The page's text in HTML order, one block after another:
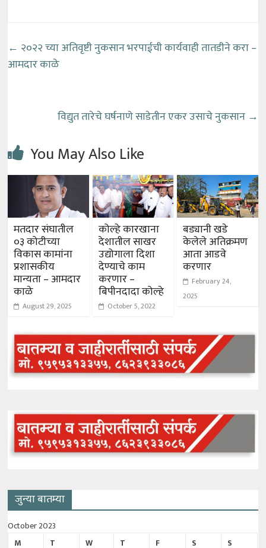
← २०२२ च्या अतिवृष्टी नुकसान भरपाईची कार्यवाही तातडीने करा –
आमदार काळे
विद्युत तारेचे घर्षनाणे साडेतीन एकर उसाचे नुकसान →
You May Also Like
मतदार संघातील
०३ कोटीच्या
विकास कामांना
प्रशासकीय
मान्यता – आमदार
काळे
August 29, 2025
कोल्हे कारखाना
देशातील साखर
उद्योगाला दिशा
देण्याचे काम
करणार –
बिपीनदादा कोल्हे
October 5, 2022
बड्यानी खडे
केलेले अतिक्रमण
आता आडवे
करणार
February 24,
2025
जुन्या बातम्या
October 2023
M
T W T F S S